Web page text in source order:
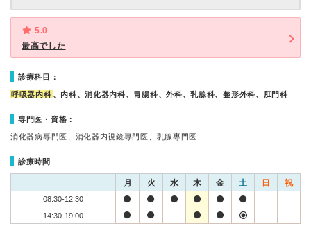
5.0
最高でした
診療科目：
呼吸器内科 、内科、消化器内科、胃腸科、外科、乳腺科、整形外科、肛門科
専門医・資格：
消化器病専門医、消化器内視鏡専門医、乳腺専門医
診療時間
月 火 水 木 金 土 日 祝
08:30-12:30
14:30-19:00